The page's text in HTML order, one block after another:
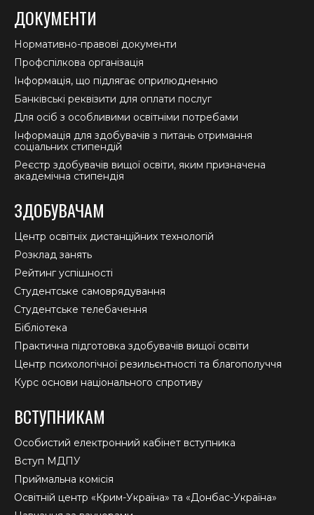
ДОКУМЕНТИ
Нормативно-правові документи
Профспілкова організація
Інформація, що підлягає оприлюдненню
Банківські реквізити для оплати послуг
Для осіб з особливими освітніми потребами
Інформація для здобувачів з питань отримання
соціальних стипендій
Реєстр здобувачів вищої освіти, яким призначена
академічна стипендія
ЗДОБУВАЧАМ
Центр освітніх дистанційних технологій
Розклад занять
Рейтинг успішності
Студентське самоврядування
Студентське телебачення
Бібліотека
Практична підготовка здобувачів вищої освіти
Центр психологічної резильєнтності та благополуччя
Курс основи національного спротиву
ВСТУПНИКАМ
Особистий електронний кабінет вступника
Вступ МДПУ
Приймальна комісія
Освітній центр «Крим-Україна» та «Донбас-Україна»